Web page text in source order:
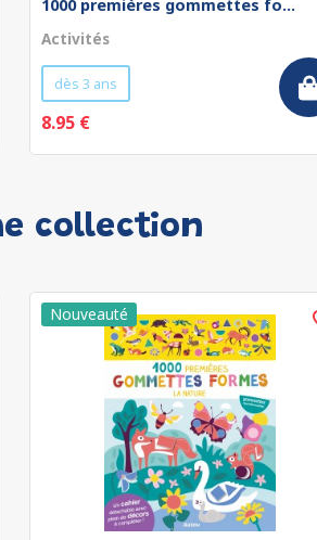
1000 premières gommettes fo...
Activités
dès 3 ans
8.95 €
collection